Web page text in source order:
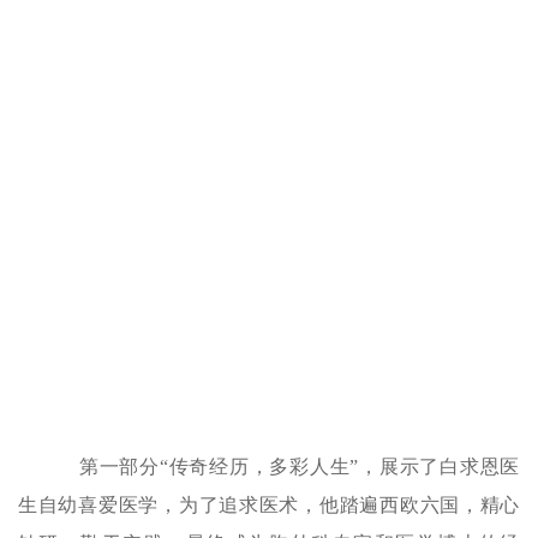
第一部分“传奇经历，多彩人生”，展示了白求恩医
生自幼喜爱医学，为了追求医术，他踏遍西欧六国，精心